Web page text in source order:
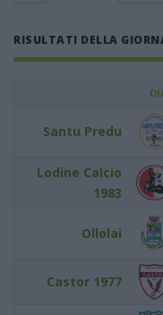
RISULTATI DELLA
Santu Predu
Lodine Calcio
1983
Ollolai
Castor 1977